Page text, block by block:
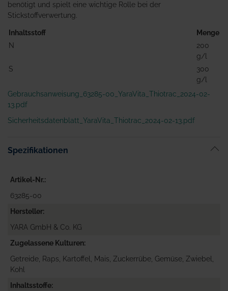
benötigt und spielt eine wichtige Rolle bei der
Stickstoffverwertung.
Inhaltsstoff
Menge
N
200
g/l
S
300
g/l
Gebrauchsanweisung_63285-00_YaraVita_Thiotrac_2024-02-
13.pdf
Sicherheitsdatenblatt_YaraVita_Thiotrac_2024-02-13.pdf
Spezifikationen
Artikel-Nr.
63285-00
Hersteller
YARA GmbH & Co. KG
Zugelassene Kulturen
Getreide, Raps, Kartoffel, Mais, Zuckerrübe, Gemüse, Zwiebel,
Kohl
Inhaltsstoffe